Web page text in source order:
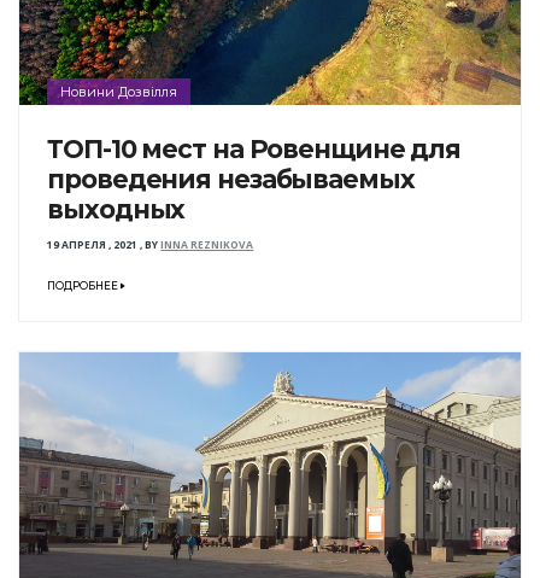
Новини Дозвілля
ТОП-10 мест на Ровенщине для
проведения незабываемых
выходных
19 АПРЕЛЯ , 2021 ,BYINNA REZNIKOVA
ПОДРОБНЕЕ